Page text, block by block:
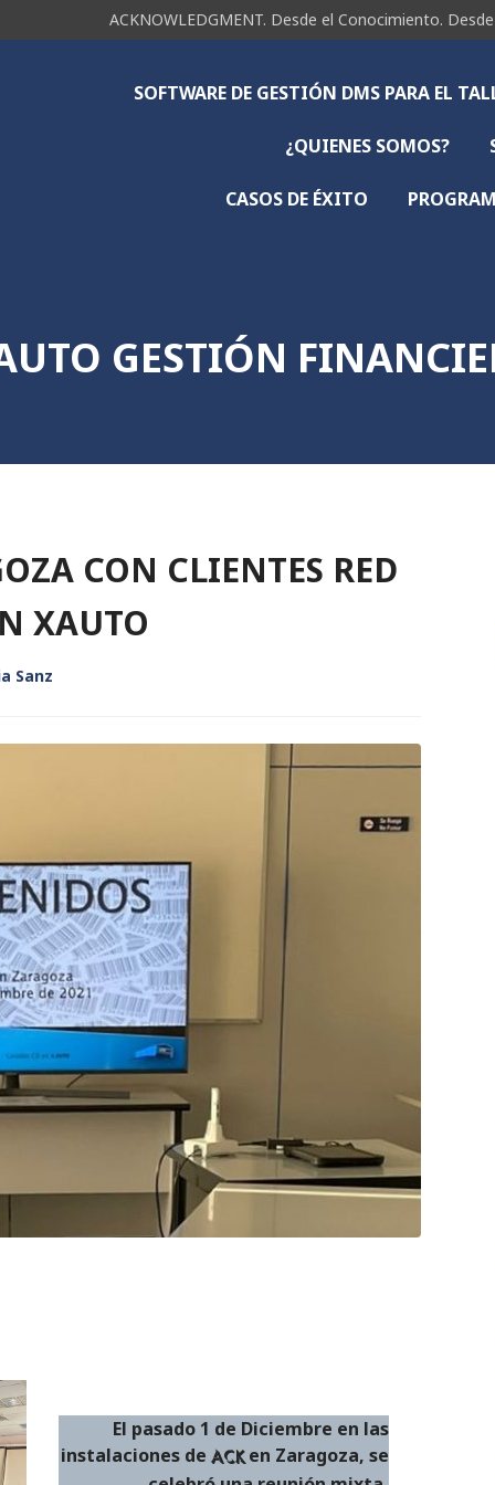
ACKNOWLEDGMENT. Desde el Conocimiento.
SOFTWARE DE GESTIÓN DMS PARA EL
¿QUIENES SOMOS?
CASOS DE ÉXITO
GESTIÓN
CON CLIENTES RED
XAUTO
Sanz
El pasado 1 de Diciembre en las
instalaciones deACKen Zaragoza, se